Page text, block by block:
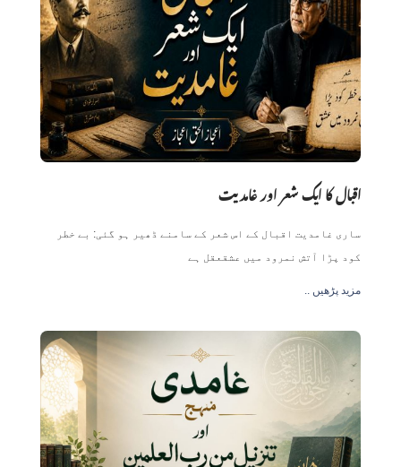
اقبال کا ایک شعر اور غامدیت
ساری غامدیت اقبال کے اس شعر کے سامنے ڈھیر ہو گئی: بے خطر
کود پڑا آتش نمرود میں عشقعقل ہے
.. مزید پڑھیں